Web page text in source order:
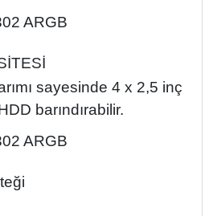
sayesinde 4 x 2,5 inç
barındırabilir.